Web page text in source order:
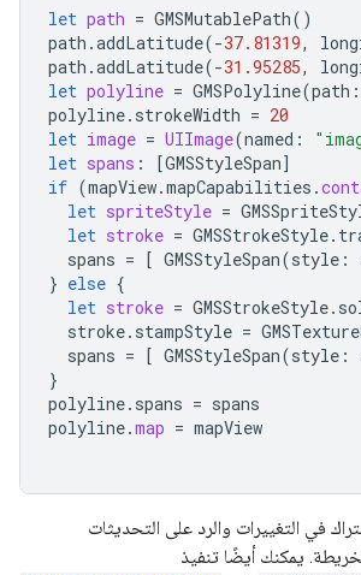
let path = GMSMutablePath
path.addLatitude(- 37.81319,
path.addLatitude( -31.95285,
let polyline = GMSPolyline(
polyline.strokeWidth =
let image = UIImage(named :
let spans: [GMSStyleSpan
if (mapView.mapCapabilities.
let spriteStyle =
let stroke = GMSStrokeStyle
spans
[ GMSStyleSpan(
} else
let stroke = GMSStrokeStyle
stroke.stampStyle =
spans
[ GMSStyleSpan(
polyline.spans = spans
polyline. map = mapView
التغييرات والرد على التحديثات
يمكنك أيضًا تنفيذ